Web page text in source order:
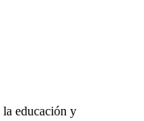
educación y